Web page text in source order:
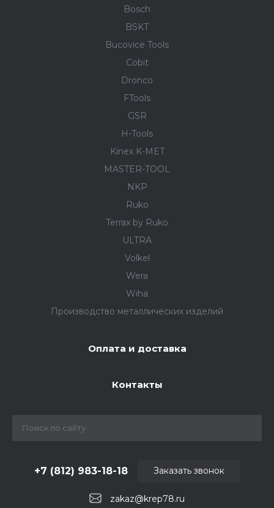
Bosch
BSKT
Bucovice Tools
Cobit
Dronco
FTools
GSR
H-Tools
Kinex K-MET
MASTER-TOOL
NKP
Ruko
Terrax by Ruko
ULTRA
Volkel
Wera
Wiha
Производство металлических изделий
Оплата и доставка
Контакты
zakaz@krep78.ru
+7 (812) 983-18-18 Заказать звонок